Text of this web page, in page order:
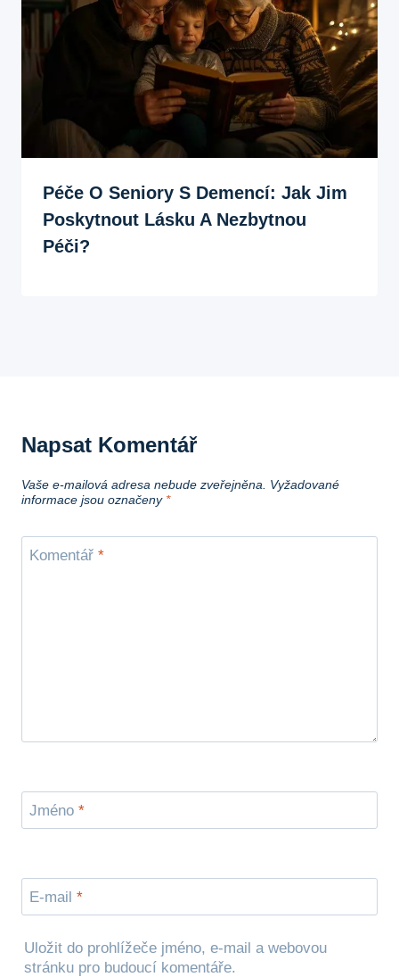
Péče O Seniory S Demencí: Jak Jim
Poskytnout Lásku A Nezbytnou
Péči?
Napsat Komentář
Vaše e-mailová adresa nebude zveřejněna.
Vyžadované
informace jsou označeny *
Komentář *
Jméno *
E-mail *
Uložit do prohlížeče jméno, e-mail a webovou
stránku pro budoucí komentáře.